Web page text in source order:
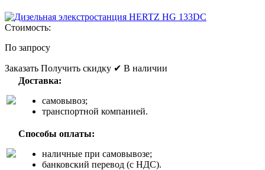
Стоимость:
По запросу
Заказать Получить скидку ✔ В наличии
Доставка:
самовывоз;
транспортной компанией.
Способы оплаты:
наличные при самовывозе;
банковский перевод (с НДС).